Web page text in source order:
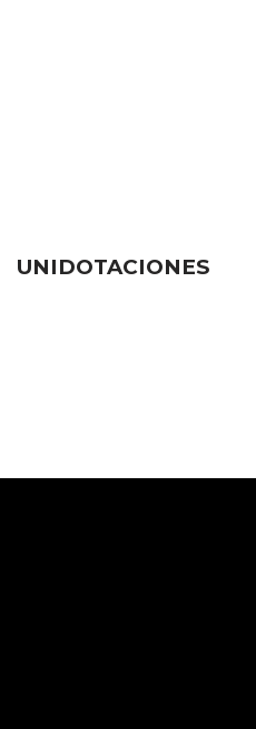
UNIDOTACIONES